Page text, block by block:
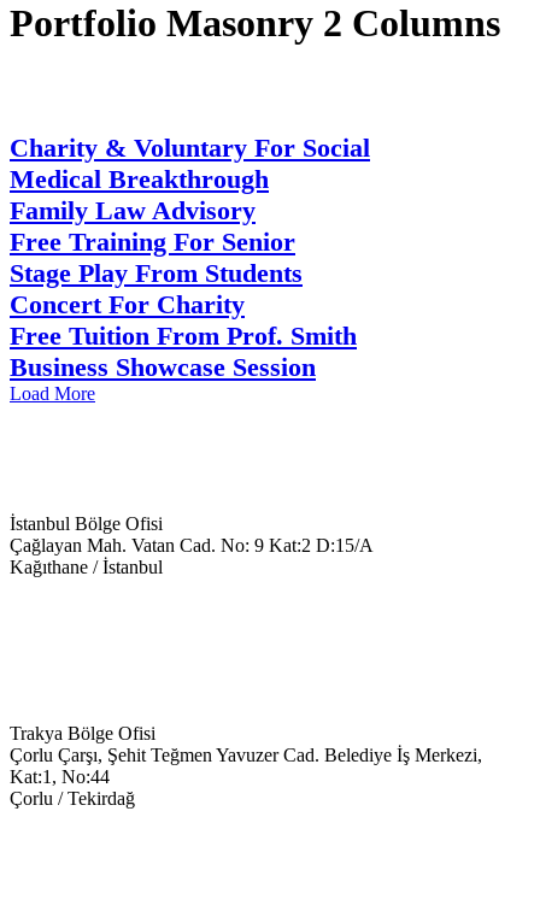
Portfolio Masonry 2 Columns
Charity & Voluntary For Social
Medical Breakthrough
Family Law Advisory
Free Training For Senior
Stage Play From Students
Concert For Charity
Free Tuition From Prof. Smith
Business Showcase Session
Load More
İstanbul Bölge Ofisi
Çağlayan Mah. Vatan Cad. No: 9 Kat:2 D:15/A
Kağıthane / İstanbul
Trakya Bölge Ofisi
Çorlu Çarşı, Şehit Teğmen Yavuzer Cad. Belediye İş Merkezi,
Kat:1, No:44
Çorlu / Tekirdağ